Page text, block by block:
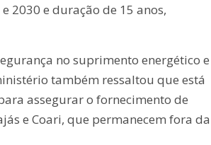
2030 e duração de 15 anos,
no suprimento energético e
também ressaltou que está
assegurar o fornecimento de
e Coari, que permanecem fora da